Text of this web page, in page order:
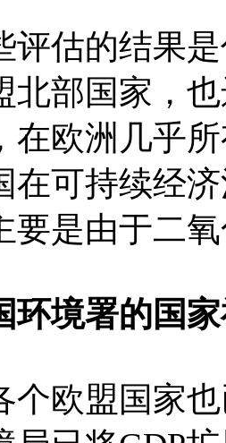
的结果是
北部国家，
在欧洲几乎
在可持续经
要是由于二
境署的国家
盟国家也